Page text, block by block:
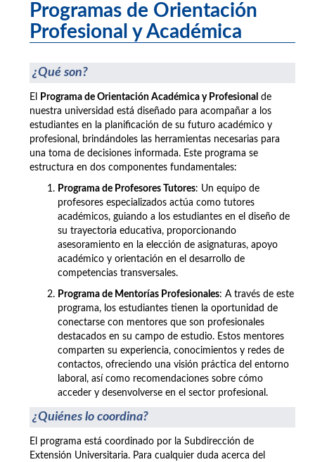
Programas de Orientación
Profesional y Académica
¿Qué son?
El Programa de Orientación Académica y Profesional de
nuestra universidad está diseñado para acompañar a los
estudiantes en la planificación de su futuro académico y
profesional, brindándoles las herramientas necesarias para
una toma de decisiones informada. Este programa se
estructura en dos componentes fundamentales:
Programa de Profesores Tutores: Un equipo de
profesores especializados actúa como tutores
académicos, guiando a los estudiantes en el diseño de
su trayectoria educativa, proporcionando
asesoramiento en la elección de asignaturas, apoyo
académico y orientación en el desarrollo de
competencias transversales.
Programa de Mentorías Profesionales: A través de este
programa, los estudiantes tienen la oportunidad de
conectarse con mentores que son profesionales
destacados en su campo de estudio. Estos mentores
comparten su experiencia, conocimientos y redes de
contactos, ofreciendo una visión práctica del entorno
laboral, así como recomendaciones sobre cómo
acceder y desenvolverse en el sector profesional.
¿Quiénes lo coordina?
El programa está coordinado por la Subdirección de
Extensión Universitaria. Para cualquier duda acerca del